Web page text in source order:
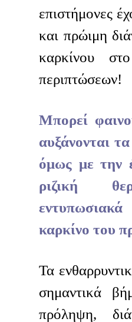
επιστήμονες
και πρώιμη
καρκίνου
περιπτώσεων!
Μπορεί
αυξάνονται
όμως με την
ριζική
καρκίνο του
Τα
σημαντικά
πρόληψη,